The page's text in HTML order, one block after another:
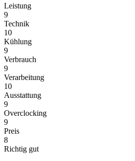
Leistung
9
Technik
10
Kühlung
9
Verbrauch
9
Verarbeitung
10
Ausstattung
9
Overclocking
9
Preis
8
Richtig gut